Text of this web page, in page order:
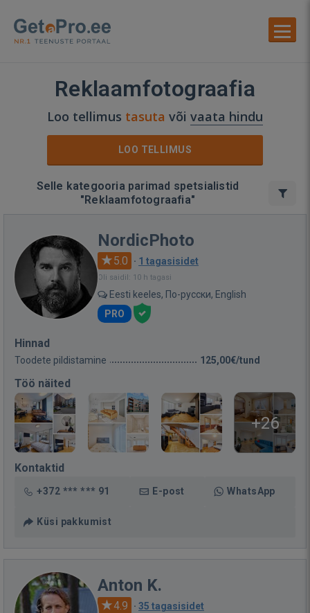
Reklaamfotograafia
Loo tellimus tasuta või vaata hindu
LOO TELLIMUS
Selle kategooria parimad spetsialistid
"Reklaamfotograafia"
NordicPhoto
5.0 · 1 tagasisidet
Oli saidil: 10 h tagasi
Eesti keeles, По-русски, English
PRO
Hinnad
Toodete pildistamine 125,00€/tund
Töö näited
+26
Kontaktid
+372 *** *** 91 E-post WhatsApp
Küsi pakkumist
Anton K.
4.9 · 35 tagasisidet